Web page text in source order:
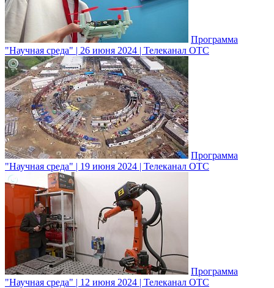
Программа
"Научная среда" | 26 июня 2024 | Телеканал ОТС
Программа
"Научная среда" | 19 июня 2024 | Телеканал ОТС
Программа
"Научная среда" | 12 июня 2024 | Телеканал ОТС